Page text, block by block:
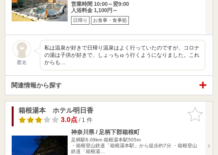
営業時間 10:00～翌9:00
入浴料金 1,100円～
日帰り お食事・食事処
匿名
私は温泉が好きで日帰り温泉はよく行っていたのですが、コロナ
の湯は子供が好きで、しょっちゅう行くようになりました。これ
からも…
関連情報から探す
お気に入
りに追加
箱根湯本 ホテル明日香
3.0点/ 1 件
神奈川県 / 足柄下郡箱根町
足柄駅6.09km 箱根湯本駅505m
・箱根登山鉄道「箱根湯本駅」から徒歩約7分 ・箱根登山
鉄道「箱根湯…